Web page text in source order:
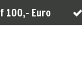
100,- Euro